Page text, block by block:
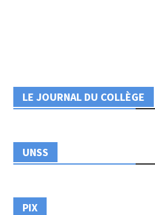
LE JOURNAL DU COLLÈGE
UNSS
PIX